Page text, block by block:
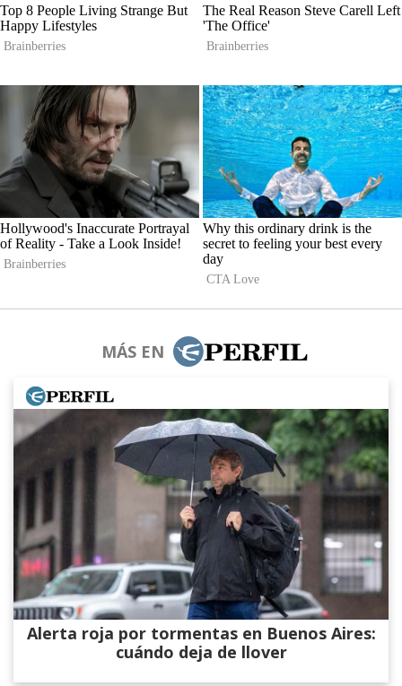
MÁS EN
Alerta roja por tormentas en Buenos Aires:
cuándo deja de llover